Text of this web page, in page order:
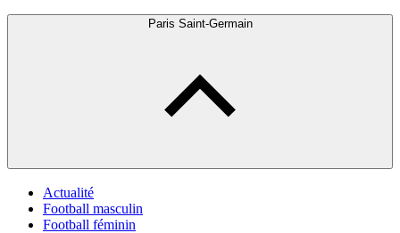
Paris Saint-Germain
Actualité
Football masculin
Football féminin